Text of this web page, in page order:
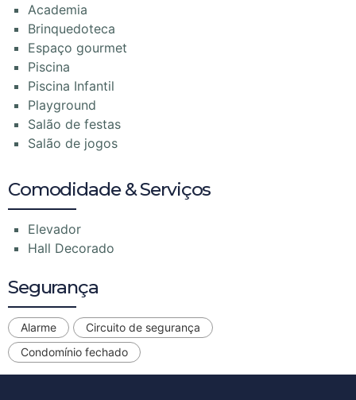
Academia
Brinquedoteca
Espaço gourmet
Piscina
Piscina Infantil
Playground
Salão de festas
Salão de jogos
Comodidade & Serviços
Elevador
Hall Decorado
Segurança
Alarme
Circuito de segurança
Condomínio fechado